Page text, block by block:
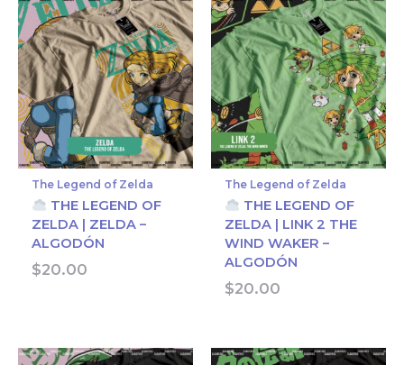
The Legend of Zelda
THE LEGEND OF
ZELDA | ZELDA –
ALGODÓN
$20.00
The Legend of Zelda
THE LEGEND OF
ZELDA | LINK 2 THE
WIND WAKER –
ALGODÓN
$20.00